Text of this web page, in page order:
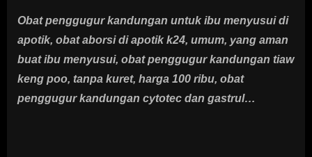
Obat penggugur kandungan untuk ibu menyusui di
apotik, obat aborsi di apotik k24, umum, yang aman
buat ibu menyusui, obat penggugur kandungan tiaw
keng poo, tanpa kuret, harga 100 ribu, obat
penggugur kandungan cytotec dan gastrul…